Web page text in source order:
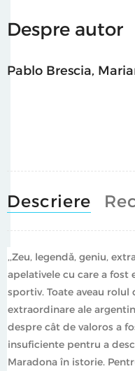
Despre autor
Pablo Brescia
Descriere
,,Zeu, legendă, geniu,
apelativele cu care a fost
sportiv. Toate aveau
extraordinare ale
despre cât de valoros a
insuficiente pentru a
Maradona în istorie.